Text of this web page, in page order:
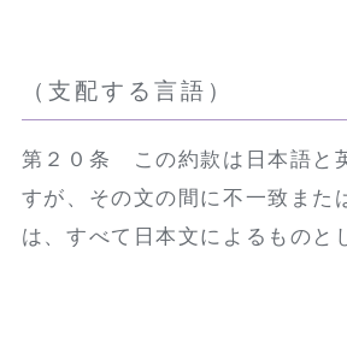
（支配する言語）
第２０条 この約款は日本語と
すが、その文の間に不一致また
は、すべて日本文によるものと